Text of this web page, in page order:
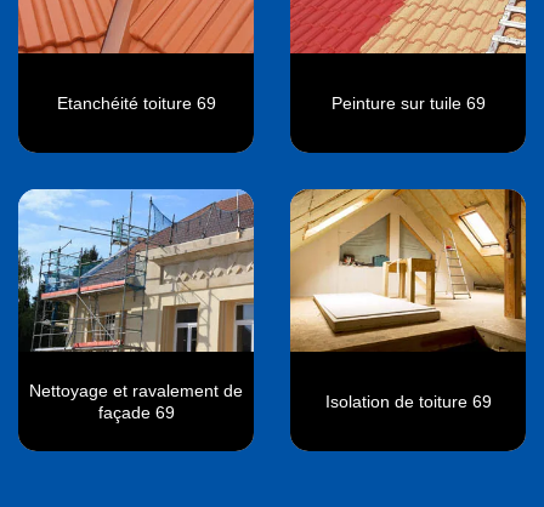
Etanchéité toiture 69 Peinture sur tuile 69
Nettoyage et ravalement de
façade 69
Isolation de toiture 69